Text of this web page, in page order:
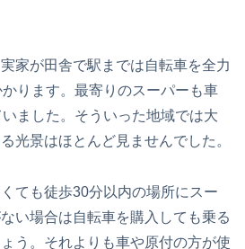
家が田舎で駅までは自転車を全力
ります。最寄りのスーパーも車
ました。そういった地域では大
光景はほとんど見ませんでした。
ても徒歩30分以内の場所にスー
い場合は自転車を購入しても乗る
う。それよりも車や原付の方が使